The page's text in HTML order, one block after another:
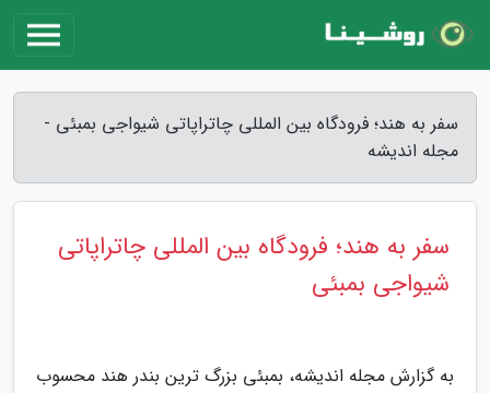
سفر به هند؛ فرودگاه بین المللی چاتراپاتی شیواجی بمبئی -
مجله اندیشه
سفر به هند؛ فرودگاه بین المللی چاتراپاتی
شیواجی بمبئی
به گزارش مجله اندیشه، بمبئی بزرگ ترین بندر هند محسوب